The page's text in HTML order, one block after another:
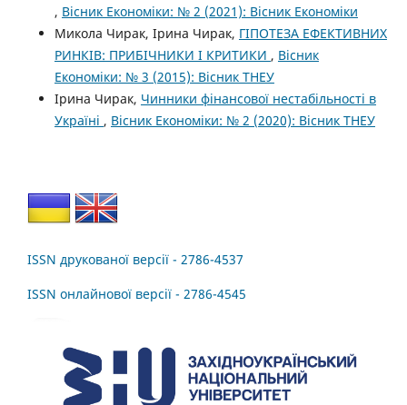
, Вісник Економіки: № 2 (2021): Вісник Економіки
Микола Чирак, Ірина Чирак, ГІПОТЕЗА ЕФЕКТИВНИХ
РИНКІВ: ПРИБІЧНИКИ І КРИТИКИ , Вісник
Економіки: № 3 (2015): Вісник ТНЕУ
Ірина Чирак, Чинники фінансової нестабільності в
Україні , Вісник Економіки: № 2 (2020): Вісник ТНЕУ
ISSN друкованої версії - 2786-4537
ISSN онлайнової версії - 2786-4545